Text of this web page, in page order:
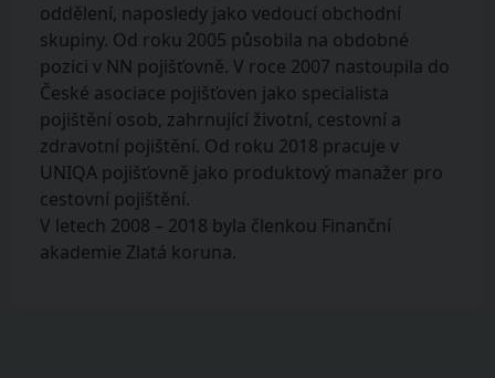
oddělení, naposledy jako vedoucí obchodní
skupiny. Od roku 2005 působila na obdobné
pozici v NN pojišťovně. V roce 2007 nastoupila do
České asociace pojišťoven jako specialista
pojištění osob, zahrnující životní, cestovní a
zdravotní pojištění. Od roku 2018 pracuje v
UNIQA pojišťovně jako produktový manažer pro
cestovní pojištění.
V letech 2008 – 2018 byla členkou Finanční
akademie Zlatá koruna.